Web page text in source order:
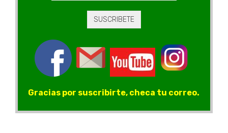
Gracias por suscribirte, checa tu correo.